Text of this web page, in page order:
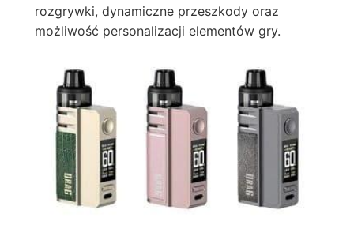
rozgrywki, dynamiczne przeszkody oraz
możliwość personalizacji elementów gry.